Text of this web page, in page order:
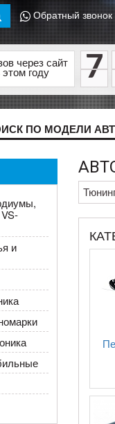
Обратный звонок
через сайт
этом году 7
ПО МОДЕЛИ
и